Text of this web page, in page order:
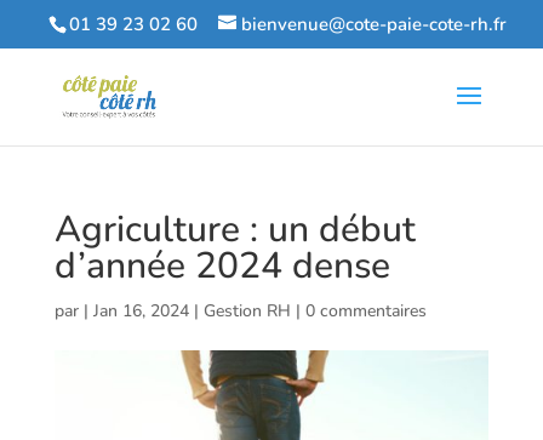
01 39 23 02 60 bienvenue@cote-paie-cote-rh.fr
Agriculture : un début
d’année 2024 dense
par | Jan 16, 2024| Gestion RH | 0 commentaires